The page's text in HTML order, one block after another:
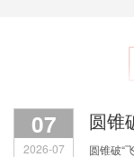
07
2026-07
圆锥